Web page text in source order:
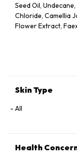
Seed Oil,
Chloride, Camellia
Flower Extract,
Caprylyl Glycol,
Skin Type
All
Health